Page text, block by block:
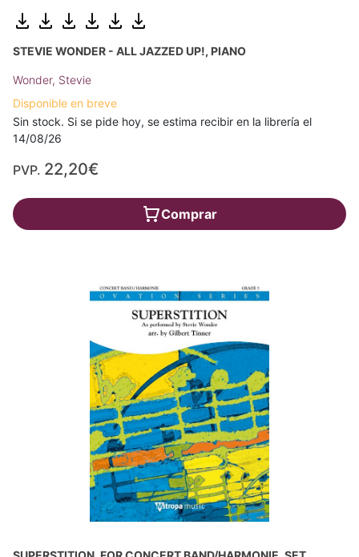
STEVIE WONDER - ALL JAZZED UP!, PIANO
Wonder, Stevie
Disponible en breve
Sin stock. Si se pide hoy, se estima recibir en la librería el
14/08/26
PVP. 22,20€
Comprar